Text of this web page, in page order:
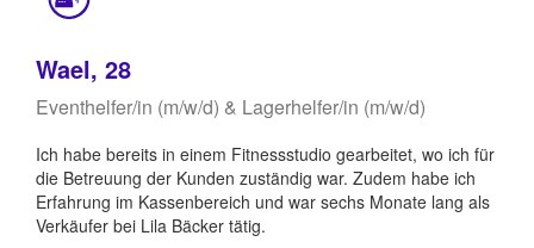
Wael, 28
Eventhelfer/in (m/w/d) & Lagerhelfer/in (m/w/d)
Ich habe bereits in einem Fitnessstudio gearbeitet, wo ich für
die Betreuung der Kunden zuständig war. Zudem habe ich
Erfahrung im Kassenbereich und war sechs Monate lang als
Verkäufer bei Lila Bäcker tätig.